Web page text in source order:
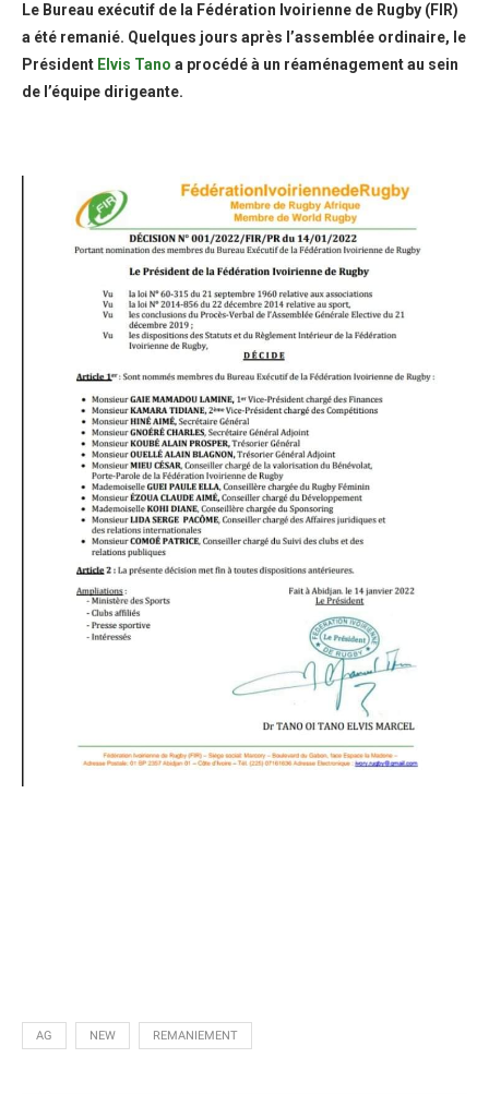
Le Bureau exécutif de la Fédération Ivoirienne de Rugby (FIR)
a été remanié. Quelques jours après l’assemblée ordinaire, le
Président Elvis Tano a procédé à un réaménagement au sein
de l’équipe dirigeante.
AG NEW REMANIEMENT